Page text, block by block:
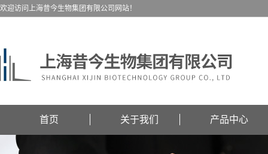
欢迎访问上海昔今生物集团有限公司网站！
首页 关于我们 产品中心